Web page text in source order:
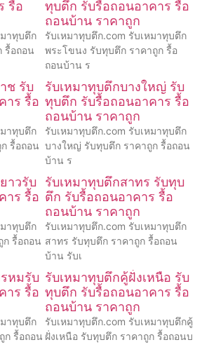
รื้อ
าทุบตึก
รื้อถอน
ทุบตึก รับรื้อถอนอาคาร รื้อ
ถอนบ้าน ราคาถูก
รับเหมาทุบตึก.com รับเหมาทุบตึก
พระโขนง รับทุบตึก ราคาถูก รื้อ
ถอนบ้าน ร
ช รับ
าร รื้อ
าทุบตึก
รื้อถอน
รับเหมาทุบตึกบางใหญ่ รับ
ทุบตึก รับรื้อถอนอาคาร รื้อ
ถอนบ้าน ราคาถูก
รับเหมาทุบตึก.com รับเหมาทุบตึก
บางใหญ่ รับทุบตึก ราคาถูก รื้อถอน
บ้าน ร
าวรับ
าร รื้อ
าทุบตึก
ก รื้อถอน
รับเหมาทุบตึกสาทร รับทุบ
ตึก รับรื้อถอนอาคาร รื้อ
ถอนบ้าน ราคาถูก
รับเหมาทุบตึก.com รับเหมาทุบตึก
สาทร รับทุบตึก ราคาถูก รื้อถอน
บ้าน รับเ
หมรับ
าร รื้อ
าทุบตึก
ก รื้อถอน
รับเหมาทุบตึกคู้ฝั่งเหนือ รับ
ทุบตึก รับรื้อถอนอาคาร รื้อ
ถอนบ้าน ราคาถูก
รับเหมาทุบตึก.com รับเหมาทุบตึกคู้
ฝั่งเหนือ รับทุบตึก ราคาถูก รื้อถอนบ